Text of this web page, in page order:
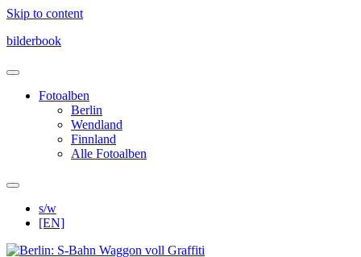
Skip to content
bilderbook
Fotoalben
Berlin
Wendland
Finnland
Alle Fotoalben
s/w
[EN]